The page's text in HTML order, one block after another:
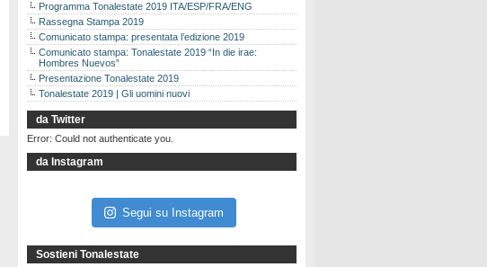
Programma Tonalestate 2019 ITA/ESP/FRA/ENG
Rassegna Stampa 2019
Comunicato stampa: presentata l’edizione 2019
Comunicato stampa: Tonalestate 2019 “In die irae:
Hombres Nuevos”
Presentazione Tonalestate 2019
Tonalestate 2019 | Gli uomini nuovi
da Twitter
Error: Could not authenticate you.
da Instagram
Segui su Instagram
Sostieni Tonalestate